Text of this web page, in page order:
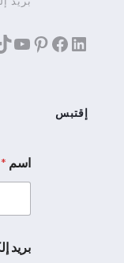
لينكد إنفيسبوك
إقتبس
اسم *
بريد